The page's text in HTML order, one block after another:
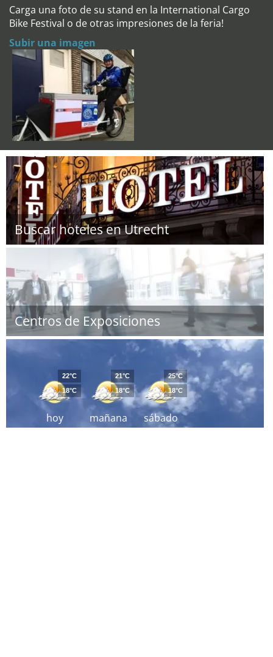
Carga una foto de su stand en la International Cargo
Bike Festival o de otras impresiones de la feria!
Subir una imagen
Buscar hoteles en Utrecht
Centros de Exposiciones
hoy
22°C
18°C
mañana
21°C
18°C
sábado
25°C
18°C